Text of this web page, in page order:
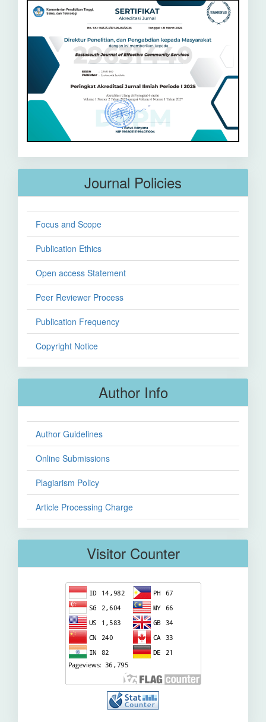
Journal Policies
Focus and Scope
Publication Ethics
Open access Statement
Peer Reviewer Process
Publication Frequency
Copyright Notice
Author Info
Author Guidelines
Online Submissions
Plagiarism Policy
Article Processing Charge
Visitor Counter